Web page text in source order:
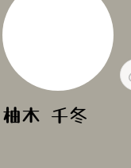
柚木 千冬